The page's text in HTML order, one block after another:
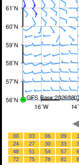
00 03 06 09
24
27 30 33
48
51 54 57
72
75 78 81